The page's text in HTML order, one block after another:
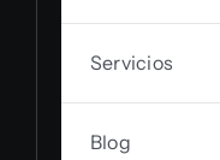
Servicios
Blog